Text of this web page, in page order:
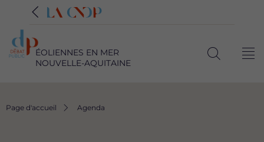
ÉOLIENNES EN MER
NOUVELLE-AQUITAINE
Fil
Page d'accueil Agenda